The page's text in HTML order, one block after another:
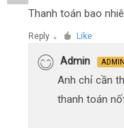
Thanh toán bao
Reply ● Like
Admin ADMIN
Anh chỉ cần
thanh toán